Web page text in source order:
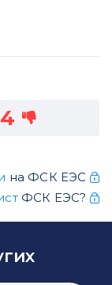
на ФСК ЕЭС
ФСК ЕЭС?